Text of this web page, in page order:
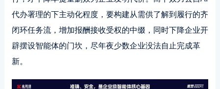
代办署理的下主动化程度，要构建从需供了解到履行的齐
闭环任务流，增加报酬接收受权的中缀，同时下降企业开
辟摆设智能体的门坎，尽年夜少数企业没法自止完成革
新。